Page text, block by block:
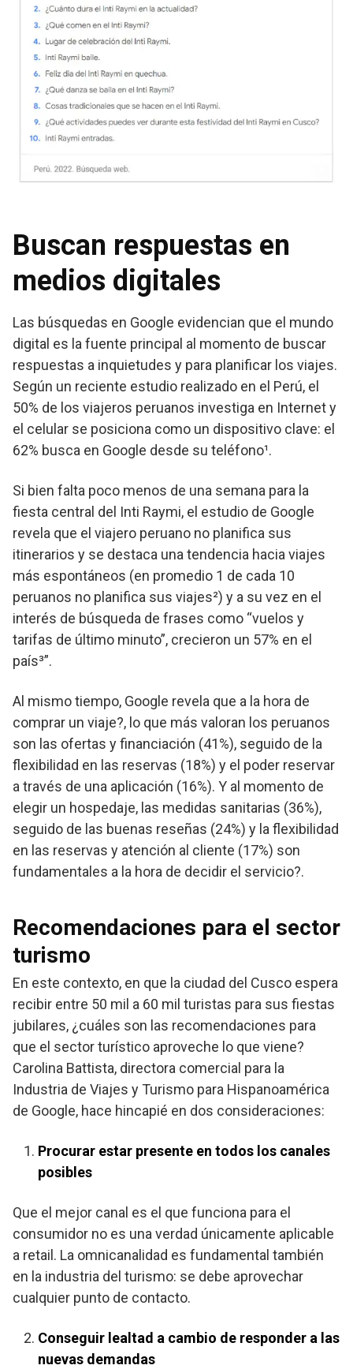
Buscan respuestas en
medios digitales
Las búsquedas en Google evidencian que el mundo
digital es la fuente principal al momento de buscar
respuestas a inquietudes y para planificar los viajes.
Según un reciente estudio realizado en el Perú, el
50% de los viajeros peruanos investiga en Internet y
el celular se posiciona como un dispositivo clave: el
62% busca en Google desde su teléfono¹.
Si bien falta poco menos de una semana para la
fiesta central del Inti Raymi, el estudio de Google
revela que el viajero peruano no planifica sus
itinerarios y se destaca una tendencia hacia viajes
más espontáneos (en promedio 1 de cada 10
peruanos no planifica sus viajes²) y a su vez en el
interés de búsqueda de frases como “vuelos y
tarifas de último minuto”, crecieron un 57% en el
país³”.
Al mismo tiempo, Google revela que a la hora de
comprar un viaje?, lo que más valoran los peruanos
son las ofertas y financiación (41%), seguido de la
flexibilidad en las reservas (18%) y el poder reservar
a través de una aplicación (16%). Y al momento de
elegir un hospedaje, las medidas sanitarias (36%),
seguido de las buenas reseñas (24%) y la flexibilidad
en las reservas y atención al cliente (17%) son
fundamentales a la hora de decidir el servicio?.
Recomendaciones para el sector
turismo
En este contexto, en que la ciudad del Cusco espera
recibir entre 50 mil a 60 mil turistas para sus fiestas
jubilares, ¿cuáles son las recomendaciones para
que el sector turístico aproveche lo que viene?
Carolina Battista, directora comercial para la
Industria de Viajes y Turismo para Hispanoamérica
de Google, hace hincapié en dos consideraciones:
Procurar estar presente en todos los canales
posibles
Que el mejor canal es el que funciona para el
consumidor no es una verdad únicamente aplicable
a retail. La omnicanalidad es fundamental también
en la industria del turismo: se debe aprovechar
cualquier punto de contacto.
Conseguir lealtad a cambio de responder a las
nuevas demandas